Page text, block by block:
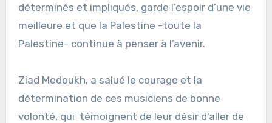
déterminés et impliqués, garde l’espoir d’une vie
meilleure et que la Palestine -toute la
Palestine- continue à penser à l’avenir.
Ziad Medoukh, a salué le courage et la
détermination de ces musiciens de bonne
volonté, qui témoignent de leur désir d’aller de